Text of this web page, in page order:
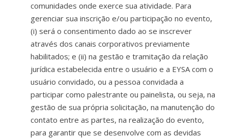
comunidades onde exerce sua atividade. Para
gerenciar sua inscrição e/ou participação no evento,
(i) será o consentimento dado ao se inscrever
através dos canais corporativos previamente
habilitados; e (ii) na gestão e tramitação da relação
jurídica estabelecida entre o usuário e a EYSA com o
usuário convidado, ou a pessoa convidada a
participar como palestrante ou painelista, ou seja, na
gestão de sua própria solicitação, na manutenção do
contato entre as partes, na realização do evento,
para garantir que se desenvolve com as devidas